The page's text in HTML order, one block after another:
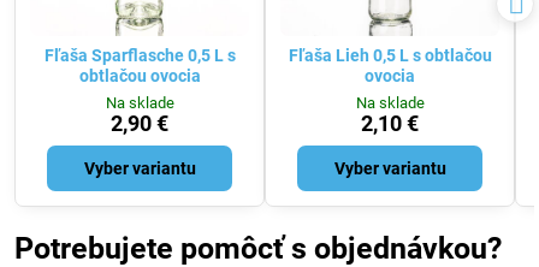
Fľaša Sparflasche 0,5 L s
obtlačou ovocia
Na sklade
2,90 €
Vyber variantu
Fľaša Lieh 0,5 L s obtlačou
ovocia
Na sklade
2,10 €
Vyber variantu
Potrebujete pomôcť s objednávkou?